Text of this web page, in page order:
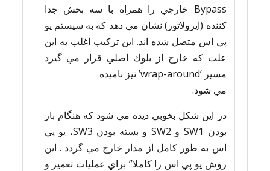
Bypass خارجي را همراه با سه بخش جدا
كننده (ايزولاتور) نشان مي دهد كه به سيستم يو
پي اس متصل شده اند. اين تركيب اغلب به اين
علت كه خارج از بلوك اصلي قرار مي گيرد
مسير ‘wrap-around’ نيز ناميده
مي شود.
در اين شكل بخوبي ديده مي شود كه هنگام باز
بودن SW1 و SW2 و بسته بودن SW3، يو پي
اس به طور كامل از مدار خارج مي گردد . اين
روش يو پي اس را كاملا” براي عمليات تعمير و